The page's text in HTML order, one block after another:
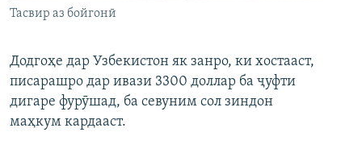
Тасвир аз бойгонӣ
Додгоҳе дар Узбекистон як занро, ки хостааст,
писарашро дар ивази 3300 доллар ба ҷуфти
дигаре фурӯшад, ба севуним сол зиндон
маҳкум кардааст.